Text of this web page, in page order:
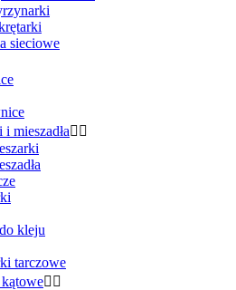
sieciowe
mieszadła 
kleju
tarczowe
 